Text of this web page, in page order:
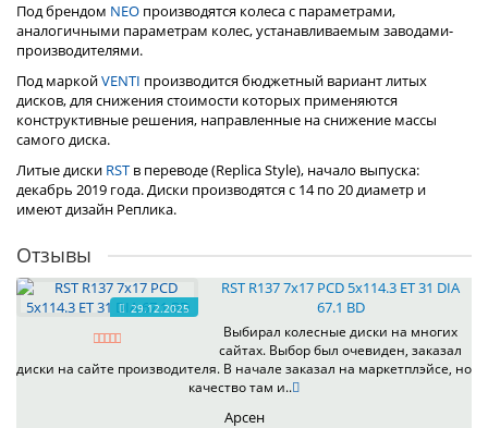
Под брендом NEO производятся колеса с параметрами,
аналогичными параметрам колес, устанавливаемым заводами-
производителями.
Под маркойVENTI производится бюджетный вариант литых
дисков, для снижения стоимости которых применяются
конструктивные решения, направленные на снижение массы
самого диска.
Литые диски RST в переводе (Replica Style), начало выпуска:
декабрь 2019 года. Диски производятся с 14 по 20 диаметр и
имеют дизайн Реплика.
Отзывы
29.12.2025
RST R137 7x17 PCD 5x114.3 ET 31 DIA
67.1 BD
Выбирал колесные диски на многих
сайтах. Выбор был очевиден, заказал
диски на сайте производителя. В начале заказал на маркетплэйсе, но
качество там и..
Арсен